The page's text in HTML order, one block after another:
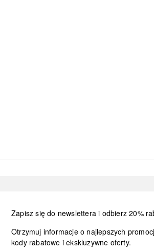
Zapisz się do newslettera i odbierz 20%
Otrzymuj informacje o najlepszych
kody rabatowe i ekskluzywne oferty.